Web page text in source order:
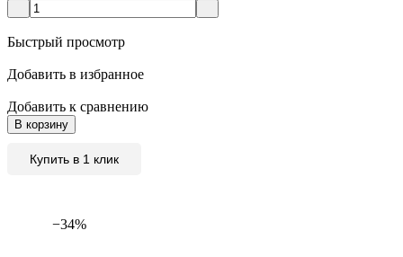
Быстрый просмотр
Добавить в избранное
Добавить к сравнению
В корзину
Купить в 1 клик
−34%